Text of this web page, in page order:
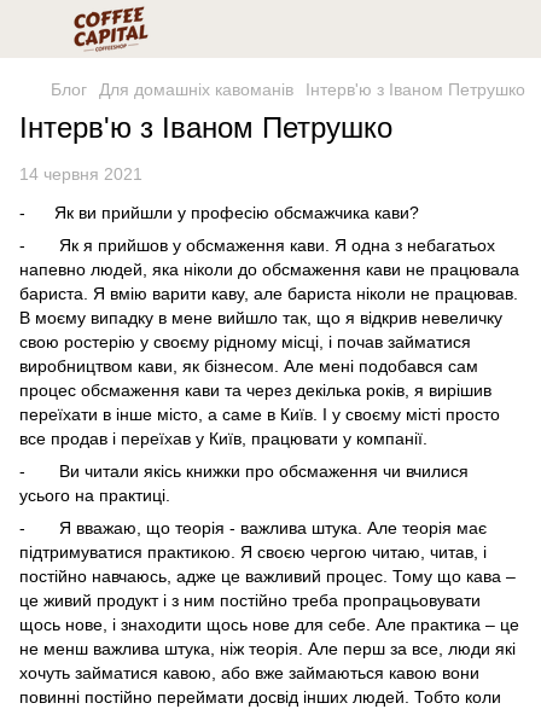
Блог Для домашніх кавоманів Інтерв'ю з Іваном Петрушко
Інтерв'ю з Іваном Петрушко
14 червня 2021
- Як ви прийшли у професію обсмажчика кави?
- Як я прийшов у обсмаження кави. Я одна з небагатьох
напевно людей, яка ніколи до обсмаження кави не працювала
бариста. Я вмію варити каву, але бариста ніколи не працював.
В моєму випадку в мене вийшло так, що я відкрив невеличку
свою ростерію у своєму рідному місці, і почав займатися
виробництвом кави, як бізнесом. Але мені подобався сам
процес обсмаження кави та через декілька років, я вирішив
переїхати в інше місто, а саме в Київ. І у своєму місті просто
все продав і переїхав у Київ, працювати у компанії.
- Ви читали якісь книжки про обсмаження чи вчилися
усього на практиці.
- Я вважаю, що теорія - важлива штука. Але теорія має
підтримуватися практикою. Я своєю чергою читаю, читав, і
постійно навчаюсь, адже це важливий процес. Тому що кава –
це живий продукт і з ним постійно треба пропрацьовувати
щось нове, і знаходити щось нове для себе. Але практика – це
не менш важлива штука, ніж теорія. Але перш за все, люди які
хочуть займатися кавою, або вже займаються кавою вони
повинні постійно переймати досвід інших людей. Тобто коли